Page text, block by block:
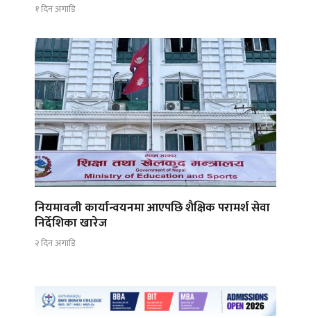
१ दिन अगाडि
नियमावली कार्यान्वयनमा आएपछि शैक्षिक परामर्श सेवा
निर्देशिका खारेज
२ दिन अगाडि